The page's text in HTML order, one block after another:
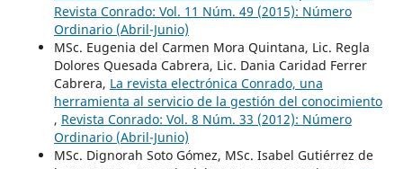
Revista Conrado: Vol. 11 Núm. 49 (2015): Número
Ordinario (Abril-Junio)
MSc. Eugenia del Carmen Mora Quintana, Lic. Regla
Dolores Quesada Cabrera, Lic. Dania Caridad Ferrer
Cabrera, La revista electrónica Conrado, una
herramienta al servicio de la gestión del conocimiento
, Revista Conrado: Vol. 8 Núm. 33 (2012): Número
Ordinario (Abril-Junio)
MSc. Dignorah Soto Gómez, MSc. Isabel Gutiérrez de